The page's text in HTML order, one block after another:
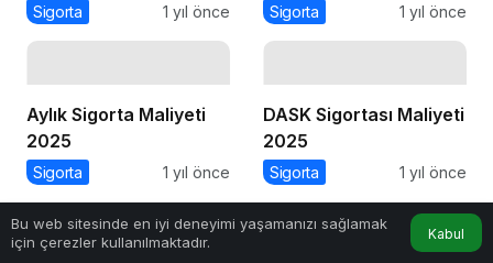
Sigorta 1 yıl önce Sigorta 1 yıl önce
Aylık Sigorta Maliyeti
2025
Sigorta 1 yıl önce
DASK Sigortası Maliyeti
2025
Sigorta 1 yıl önce
Bu web sitesinde en iyi deneyimi yaşamanızı sağlamak
için çerezler kullanılmaktadır.
Kabul